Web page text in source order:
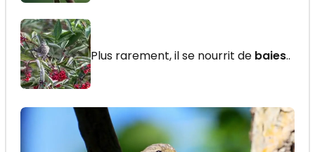
Plus rarement, il se nourrit de baies..